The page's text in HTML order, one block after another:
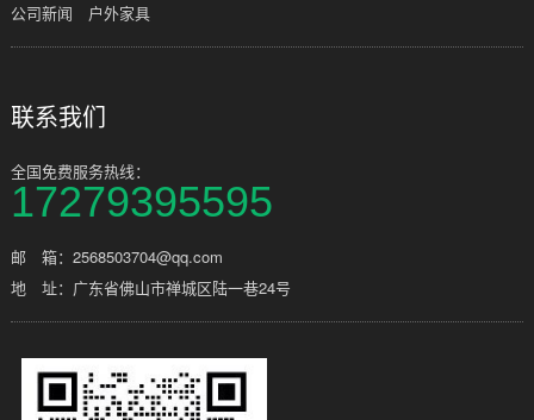
公司新闻 户外家具
联系我们
全国免费服务热线：
17279395595
邮 箱：2568503704@qq.com
地 址：广东省佛山市禅城区陆一巷24号